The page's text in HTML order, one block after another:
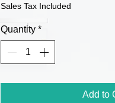
Sales Tax Included
Quantity *
Add to